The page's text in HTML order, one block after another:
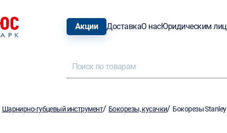
Акции ДоставкаО насЮридическим
Шарнирно-губцевый инструмент/ Бокорезы, кусачки/ Бокорезы